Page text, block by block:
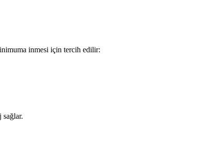
inmesi için tercih edilir:
sağlar.